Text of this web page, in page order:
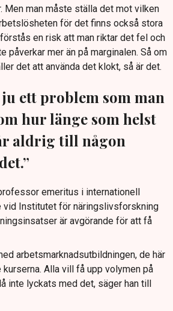
Men man måste ställa det mot vilken
för det finns också stora
en risk att man riktar det fel och
påverkar mer än på marginalen. Så om
det att använda det klokt, så är det.
ett problem som man
hur länge som helst
aldrig till någon
emeritus i internationell
vid Institutet för näringslivsforskning
är avgörande för att få
arbetsmarknadsutbildningen, de här
Alla vill få upp volymen på
inte lyckats med det, säger han till